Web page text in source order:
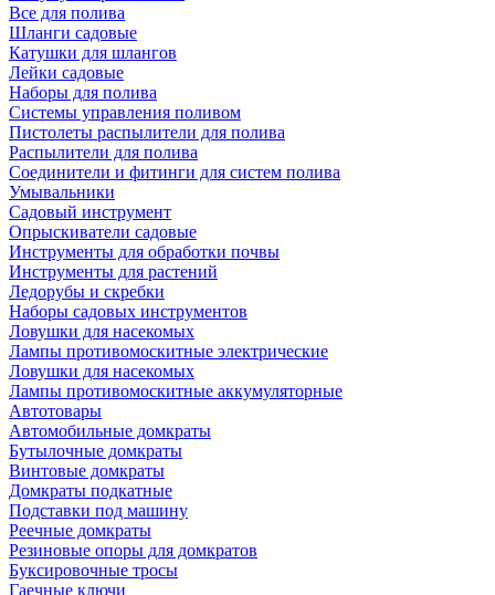
Все для полива
Шланги садовые
Катушки для шлангов
Лейки садовые
Наборы для полива
Системы управления поливом
Пистолеты распылители для полива
Распылители для полива
Соединители и фитинги для систем полива
Умывальники
Садовый инструмент
Опрыскиватели садовые
Инструменты для обработки почвы
Инструменты для растений
Ледорубы и скребки
Наборы садовых инструментов
Ловушки для насекомых
Лампы противомоскитные электрические
Ловушки для насекомых
Лампы противомоскитные аккумуляторные
Автотовары
Автомобильные домкраты
Бутылочные домкраты
Винтовые домкраты
Домкраты подкатные
Подставки под машину
Реечные домкраты
Резиновые опоры для домкратов
Буксировочные тросы
Гаечные ключи